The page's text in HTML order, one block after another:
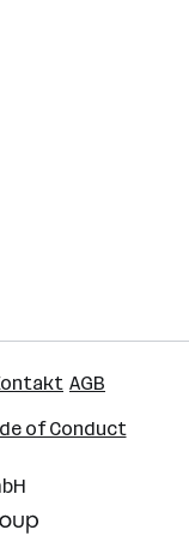
AGB
of Conduct